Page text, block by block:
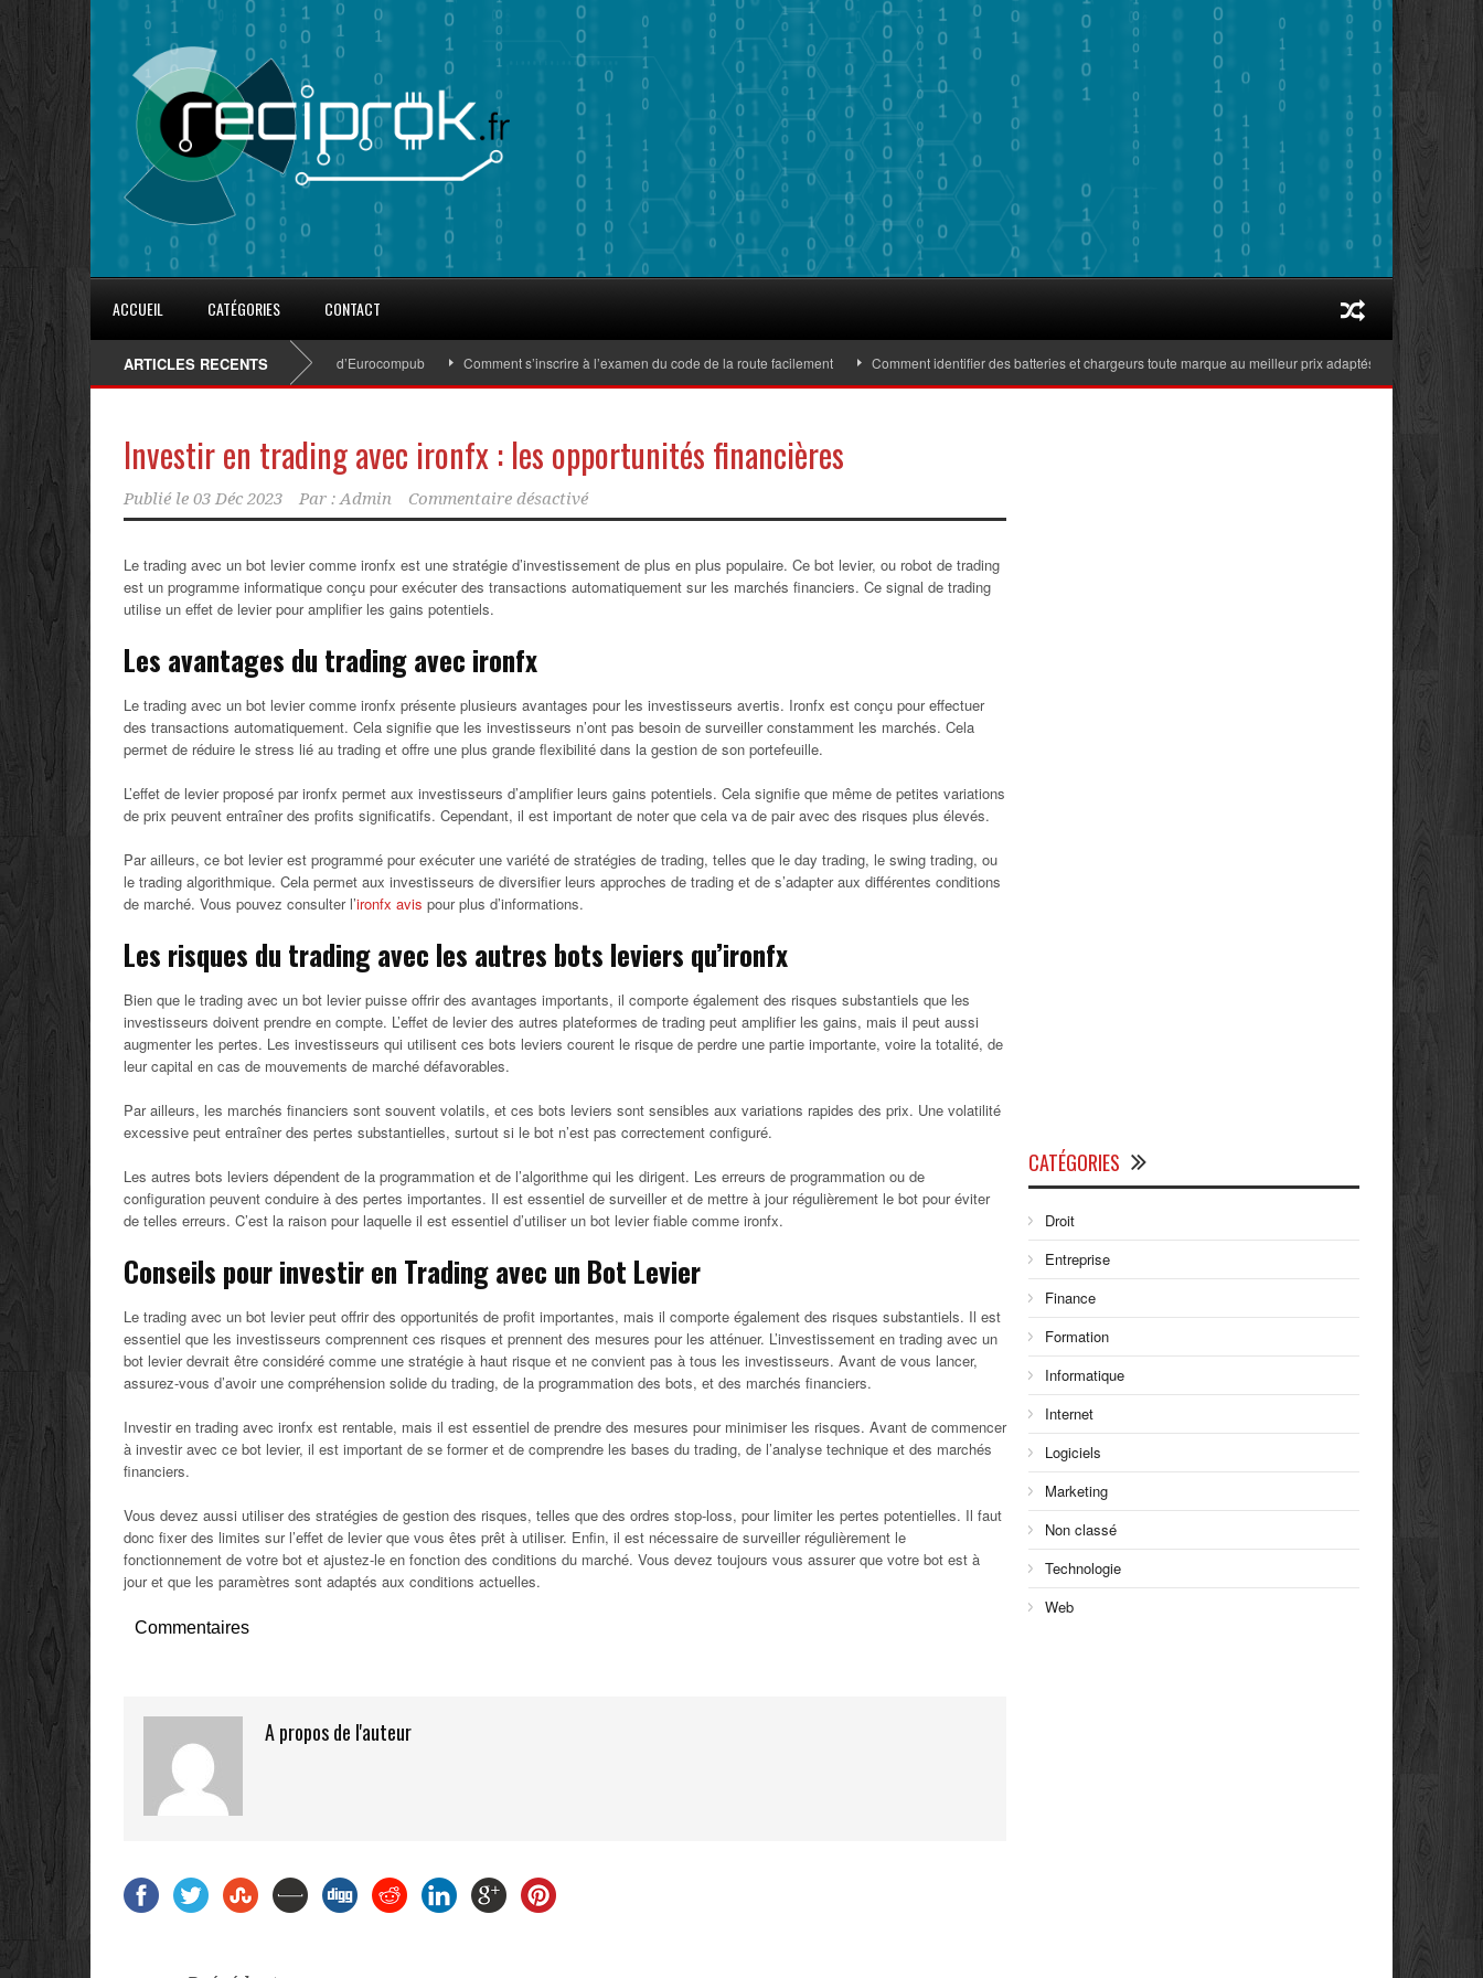
ACCUEIL CATÉGORIES CONTACT
ARTICLES RECENTS
8 conseils pour fidéliser avec les goodies d’Eurocompub Comment s’inscrire à l’examen du code de la route facilement Comment identifier des batteries et chargeurs toute marque au meilleur prix adaptés aux ordinateurs
Investir en trading avec ironfx : les opportunités financières
Publié le 03 Déc 2023 Par : Admin Commentaire désactivé
Le trading avec un bot levier comme ironfx est une stratégie d’investissement de plus en plus populaire. Ce bot levier, ou robot de trading
est un programme informatique conçu pour exécuter des transactions automatiquement sur les marchés financiers. Ce signal de trading
utilise un effet de levier pour amplifier les gains potentiels.
Les avantages du trading avec ironfx
Le trading avec un bot levier comme ironfx présente plusieurs avantages pour les investisseurs avertis. Ironfx est conçu pour effectuer
des transactions automatiquement. Cela signifie que les investisseurs n’ont pas besoin de surveiller constamment les marchés. Cela
permet de réduire le stress lié au trading et offre une plus grande flexibilité dans la gestion de son portefeuille.
L’effet de levier proposé par ironfx permet aux investisseurs d’amplifier leurs gains potentiels. Cela signifie que même de petites variations
de prix peuvent entraîner des profits significatifs. Cependant, il est important de noter que cela va de pair avec des risques plus élevés.
Par ailleurs, ce bot levier est programmé pour exécuter une variété de stratégies de trading, telles que le day trading, le swing trading, ou
le trading algorithmique. Cela permet aux investisseurs de diversifier leurs approches de trading et de s’adapter aux différentes conditions
de marché. Vous pouvez consulter l’ironfx avis pour plus d’informations.
Les risques du trading avec les autres bots leviers qu’ironfx
Bien que le trading avec un bot levier puisse offrir des avantages importants, il comporte également des risques substantiels que les
investisseurs doivent prendre en compte. L’effet de levier des autres plateformes de trading peut amplifier les gains, mais il peut aussi
augmenter les pertes. Les investisseurs qui utilisent ces bots leviers courent le risque de perdre une partie importante, voire la totalité, de
leur capital en cas de mouvements de marché défavorables.
Par ailleurs, les marchés financiers sont souvent volatils, et ces bots leviers sont sensibles aux variations rapides des prix. Une volatilité
excessive peut entraîner des pertes substantielles, surtout si le bot n’est pas correctement configuré.
Les autres bots leviers dépendent de la programmation et de l’algorithme qui les dirigent. Les erreurs de programmation ou de
configuration peuvent conduire à des pertes importantes. Il est essentiel de surveiller et de mettre à jour régulièrement le bot pour éviter
de telles erreurs. C’est la raison pour laquelle il est essentiel d’utiliser un bot levier fiable comme ironfx.
Conseils pour investir en Trading avec un Bot Levier
Le trading avec un bot levier peut offrir des opportunités de profit importantes, mais il comporte également des risques substantiels. Il est
essentiel que les investisseurs comprennent ces risques et prennent des mesures pour les atténuer. L’investissement en trading avec un
bot levier devrait être considéré comme une stratégie à haut risque et ne convient pas à tous les investisseurs. Avant de vous lancer,
assurez-vous d’avoir une compréhension solide du trading, de la programmation des bots, et des marchés financiers.
Investir en trading avec ironfx est rentable, mais il est essentiel de prendre des mesures pour minimiser les risques. Avant de commencer
à investir avec ce bot levier, il est important de se former et de comprendre les bases du trading, de l’analyse technique et des marchés
financiers.
Vous devez aussi utiliser des stratégies de gestion des risques, telles que des ordres stop-loss, pour limiter les pertes potentielles. Il faut
donc fixer des limites sur l’effet de levier que vous êtes prêt à utiliser. Enfin, il est nécessaire de surveiller régulièrement le
fonctionnement de votre bot et ajustez-le en fonction des conditions du marché. Vous devez toujours vous assurer que votre bot est à
jour et que les paramètres sont adaptés aux conditions actuelles.
Commentaires
A propos de l'auteur
CATÉGORIES
Droit
Entreprise
Finance
Formation
Informatique
Internet
Logiciels
Marketing
Non classé
Technologie
Web